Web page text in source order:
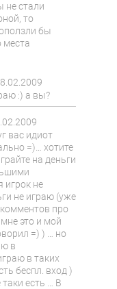
не стали
то
бы
места
:) а вы?
вас идиот
=)… хотите
на деньги
не
не играю (уже
про
мне это и мой
=) ) … но
в
в таких
беспл. вход )
таки есть … В